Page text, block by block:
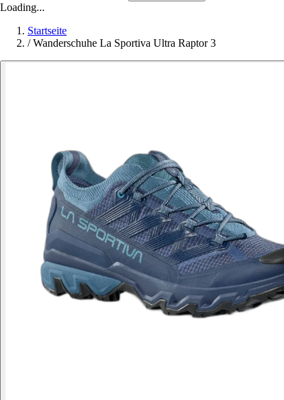
Loading...
Startseite
/ Wanderschuhe La Sportiva Ultra Raptor 3